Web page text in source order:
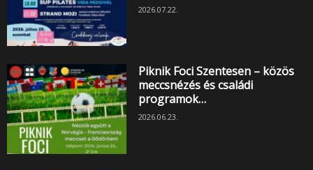
2026.07.22.
Piknik Foci Szentesen – közös
meccsnézés és családi
programok…
2026.06.23.